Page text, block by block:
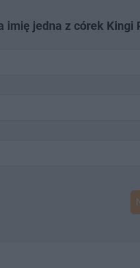
imię jedna z córek Kingi